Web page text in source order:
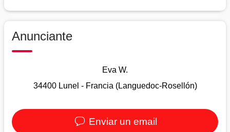
Anunciante
Eva W.
34400 Lunel - Francia (Languedoc-Rosellón)
Enviar un email